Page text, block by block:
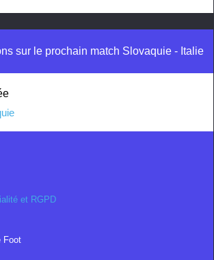
sur le prochain match Slovaquie - Italie
et RGPD
Foot